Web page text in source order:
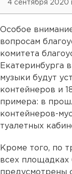
4 сентября 2020
Особое
вопросам
комитета
Екатеринбурга
музыки будут
контейнеров и
примера: в
контейнеров-
туалетных
Кроме того, по
всех площадках
предусмотрены